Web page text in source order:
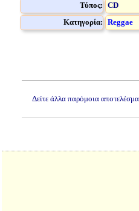
Τύπος: CD
Κατηγορία: Reggae
Δείτε άλλα παρόμοια